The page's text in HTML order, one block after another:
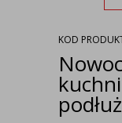
KOD